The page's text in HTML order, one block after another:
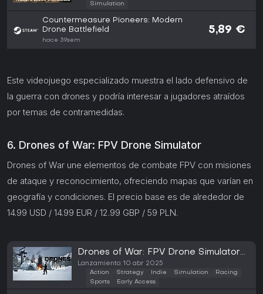
Simulation
Countermeasure Pioneers: Modern
Drone Battlefield
hace 39sem
5,89 €
Este videojuego especializado muestra el lado defensivo de
la guerra con drones y podría interesar a jugadores atraídos
por temas de contramedidas.
6. Drones of War: FPV Drone Simulator
Drones of War une elementos de combate FPV con misiones
de ataque y reconocimiento, ofreciendo mapas que varían en
geografía y condiciones. El precio base es de alrededor de
14.99 USD / 14.99 EUR / 12.99 GBP / 59 PLN.
Drones of War: FPV Drone Simulator
(PC)
Lanzamiento: 10 abr 2025
Action Strategy Indie Simulation
Racing
Sports
Early Access